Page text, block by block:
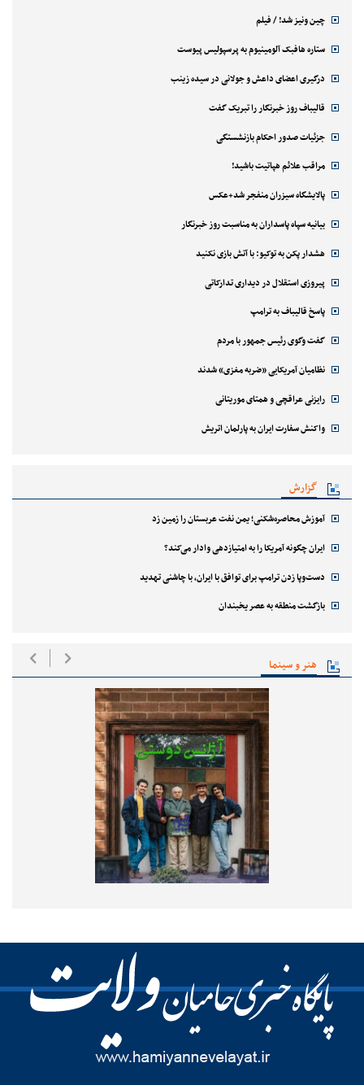
چین ونیز شد! / فیلم
ستاره هافبک آلومینیوم به پرسپولیس پیوست
درگیری اعضای داعش و جولانی در سیده زینب
قالیباف روز خبرنگار را تبریک گفت
جزئیات صدور احکام بازنشستگی
مراقب علائم هپاتیت باشید!
پالایشگاه سیزران منفجر شد+عکس
بیانیه سپاه پاسداران به مناسبت روز خبرنگار
هشدار پکن به توکیو: با آتش بازی نکنید
پیروزی استقلال در دیداری تدارکاتی
پاسخ قالیباف به ترامپ
گفت وگوی رئیس جمهور با مردم
نظامیان آمریکایی «ضربه مغزی» شدند
رایزنی عراقچی و همتای موریتانی
واکنش سفارت ایران به پارلمان اتریش
گزارش
آموزش محاصره‌شکنی؛ یمن نفت عربستان را زمین زد
ایران چگونه آمریکا را به امتیازدهی وادار می‌کند؟
دست‌وپا زدن ترامپ برای توافق با ایران، با چاشنی تهدید
بازگشت منطقه به عصر یخبندان
هنر و سینما